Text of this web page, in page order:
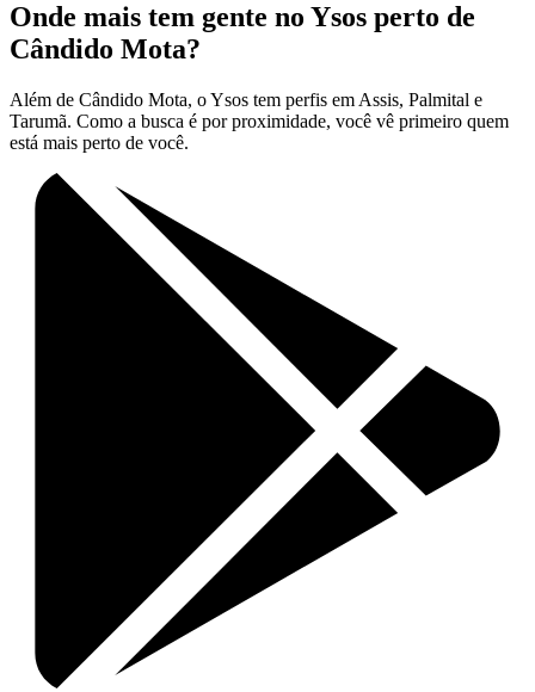
Onde mais tem gente no Ysos perto de
Cândido Mota?
Além de Cândido Mota, o Ysos tem perfis em Assis, Palmital e
Tarumã. Como a busca é por proximidade, você vê primeiro quem
está mais perto de você.